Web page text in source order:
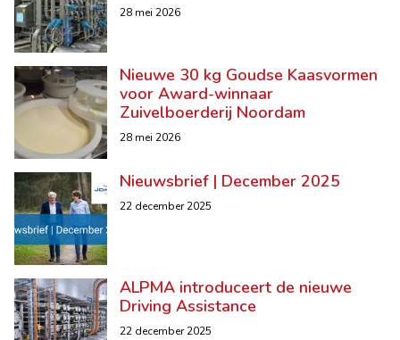
28 mei 2026
Nieuwe 30 kg Goudse Kaasvormen
voor Award-winnaar
Zuivelboerderij Noordam
28 mei 2026
Nieuwsbrief | December 2025
22 december 2025
ALPMA introduceert de nieuwe
Driving Assistance
22 december 2025